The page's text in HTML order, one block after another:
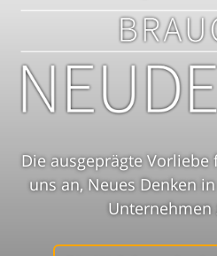
Die ausgeprägte Vorliebe
uns an, Neues Denken
Unternehmen